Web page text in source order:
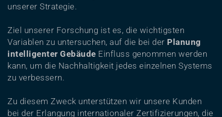
unserer Strategie.
Ziel unserer Forschung ist es, die wichtigsten
Variablen zu untersuchen, auf die bei der Planung
intelligenter Gebäude Einfluss genommen werden
kann, um die Nachhaltigkeit jedes einzelnen Systems
zu verbessern.
Zu diesem Zweck unterstützen wir unsere Kunden
bei der Erlangung internationaler Zertifizierungen, die